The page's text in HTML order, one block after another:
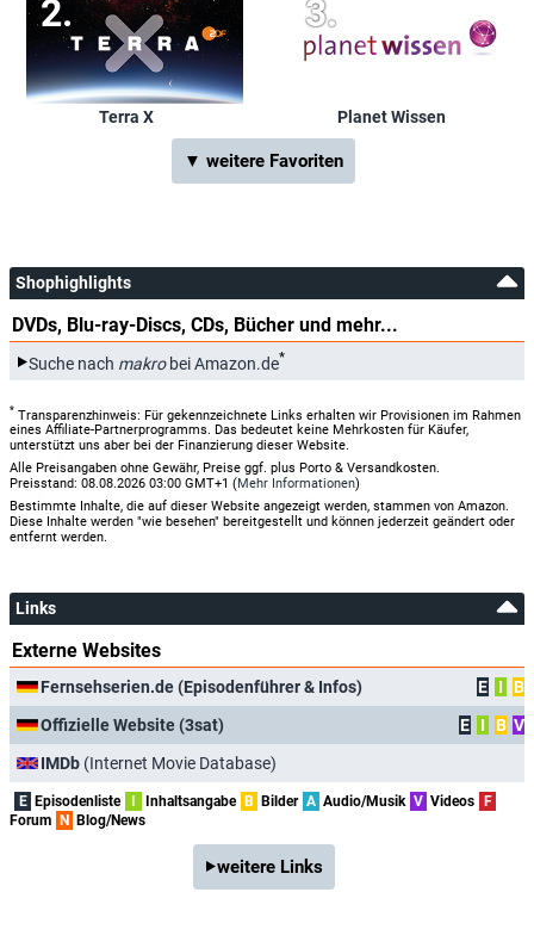
Terra X Planet Wissen
▼ weitere Favoriten
Shophighlights
DVDs, Blu-ray-Discs, CDs, Bücher und mehr...
Suche nach makrobei Amazon.de*
* Transparenzhinweis: Für gekennzeichnete Links erhalten wir Provisionen im Rahmen
eines Affiliate-Partnerprogramms. Das bedeutet keine Mehrkosten für Käufer,
unterstützt uns aber bei der Finanzierung dieser Website.
Alle Preisangaben ohne Gewähr, Preise ggf. plus Porto & Versandkosten.
Preisstand: 08.08.2026 03:00 GMT+1 (Mehr Informationen)
Bestimmte Inhalte, die auf dieser Website angezeigt werden, stammen von Amazon.
Diese Inhalte werden "wie besehen" bereitgestellt und können jederzeit geändert oder
entfernt werden.
Links
Externe Websites
Fernsehserien.de (Episodenführer & Infos) E I
B
Offizielle Website (3sat)
E I B V
IMDb (Internet Movie Database)
E Episodenliste Inhaltsangabe B Bilder A Audio/Musik V Videos
F
Forum
N Blog/News
weitere Links